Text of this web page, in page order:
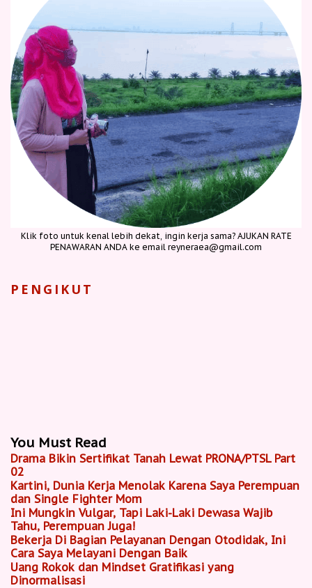
Klik foto untuk kenal lebih dekat, ingin kerja sama? AJUKAN RATE
PENAWARAN ANDA ke email reyneraea@gmail.com
PENGIKUT
You Must Read
Drama Bikin Sertifikat Tanah Lewat PRONA/PTSL Part
02
Kartini, Dunia Kerja Menolak Karena Saya Perempuan
dan Single Fighter Mom
Ini Mungkin Vulgar, Tapi Laki-Laki Dewasa Wajib
Tahu, Perempuan Juga!
Bekerja Di Bagian Pelayanan Dengan Otodidak, Ini
Cara Saya Melayani Dengan Baik
Uang Rokok dan Mindset Gratifikasi yang
Dinormalisasi